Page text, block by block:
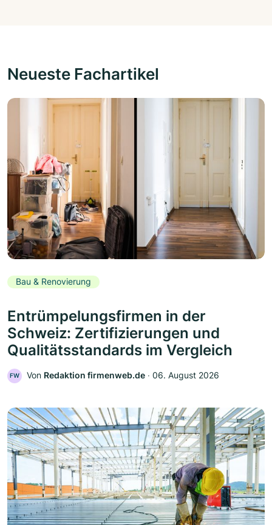
Neueste Fachartikel
Bau & Renovierung
Entrümpelungsfirmen in der
Schweiz: Zertifizierungen und
Qualitätsstandards im Vergleich
FW Von Redaktion firmenweb.de ‧ 06. August 2026